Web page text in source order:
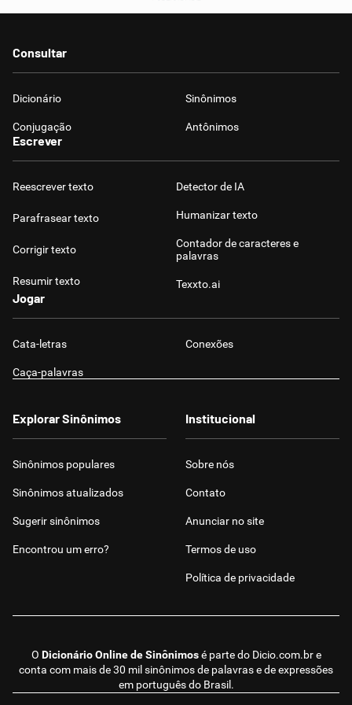
Consultar
Dicionário Sinônimos
Conjugação Antônimos
Escrever
Reescrever texto
Parafrasear texto
Corrigir texto
Resumir texto
Detector de IA
Humanizar texto
Contador de caracteres e
palavras
Texxto.ai
Jogar
Cata-letras Conexões
Caça-palavras
O Dicionário Online de Sinônimosé parte do Dicio.com.bre
conta com mais de 30 mil sinônimos de palavras e de expressões
em português do Brasil.
Explorar Sinônimos
Sinônimos populares
Sinônimos atualizados
Sugerir sinônimos
Encontrou um erro?
Institucional
Sobre nós
Contato
Anunciar no site
Termos de uso
Política de privacidade